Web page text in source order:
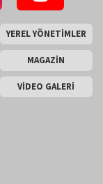
YEREL YÖNETİMLER
MAGAZİN
VİDEO GALERİ